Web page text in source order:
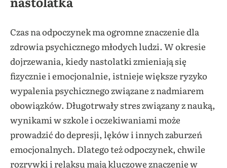
Czas na odpoczynek ma ogromne znaczenie dla
zdrowia psychicznego młodych ludzi. W okresie
dojrzewania, kiedy nastolatki zmieniają się
fizycznie i emocjonalnie, istnieje większe ryzyko
wypalenia psychicznego związane z nadmiarem
obowiązków. Długotrwały stres związany z nauką,
wynikami w szkole i oczekiwaniami może
prowadzić do depresji, lęków i innych zaburzeń
emocjonalnych. Dlatego też odpoczynek, chwile
rozrywki i relaksu mają kluczowe znaczenie w